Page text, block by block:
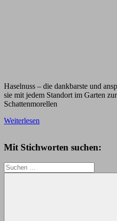
Haselnuss – die dankbarste und
sie mit jedem Standort im Garten
Schattenmorellen
Weiterlesen
Mit Stichworten suchen:
Suchen
nach: